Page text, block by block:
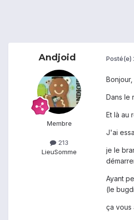
Andjoid
Membre
213
LieuSomme
Posté(e)
Dans le
Et là au
J'ai
je le
Ayant
(le
ça vous